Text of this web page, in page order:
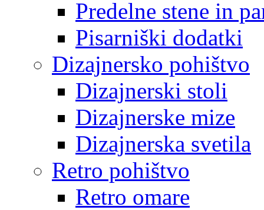
Predelne stene in
Pisarniški dodatki
Dizajnersko pohištvo
Dizajnerski stoli
Dizajnerske mize
Dizajnerska svetila
Retro pohištvo
Retro omare